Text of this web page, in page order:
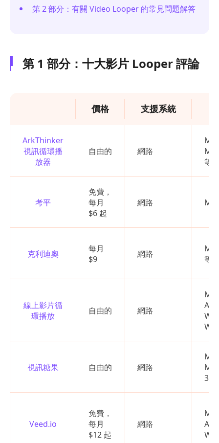
第 2 部分：有關 Video Looper 的常見問題解答
第 1 部分：十大影片 Looper 評論
價格 支援系統
ArkThinker
視訊循環播
放器
自由的 網路
等
考平
免費，
每月
$6 起
網路
克利迪奧
每月
$9
網路
等
線上影片循
環播放
自由的 網路
AVI
視訊糖果 自由的 網路
3GP
Veed.io
免費，
每月
$12 起
網路
AVI